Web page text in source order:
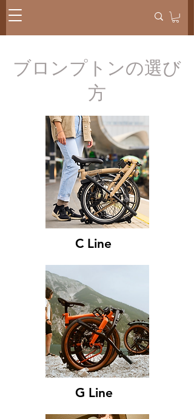
ブロンプトンの選び
方
C Line
G Line